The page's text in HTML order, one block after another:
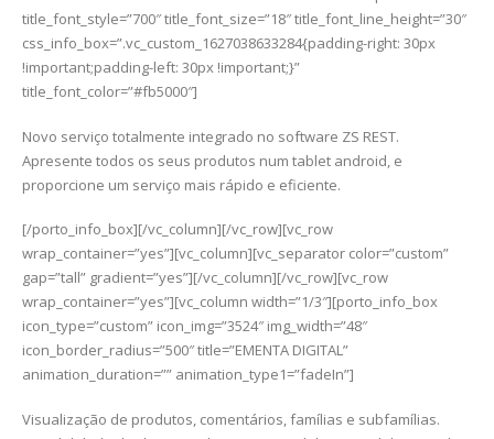
title_font_style=”700″ title_font_size=”18″ title_font_line_height=”30″
css_info_box=”.vc_custom_1627038633284{padding-right: 30px
!important;padding-left: 30px !important;}”
title_font_color=”#fb5000″]
Novo serviço totalmente integrado no software ZS REST.
Apresente todos os seus produtos num tablet android, e
proporcione um serviço mais rápido e eficiente.
[/porto_info_box][/vc_column][/vc_row][vc_row
wrap_container=”yes”][vc_column][vc_separator color=”custom”
gap=”tall” gradient=”yes”][/vc_column][/vc_row][vc_row
wrap_container=”yes”][vc_column width=”1/3″][porto_info_box
icon_type=”custom” icon_img=”3524″ img_width=”48″
icon_border_radius=”500″ title=”EMENTA DIGITAL”
animation_duration=”” animation_type1=”fadeIn”]
Visualização de produtos, comentários, famílias e subfamílias.